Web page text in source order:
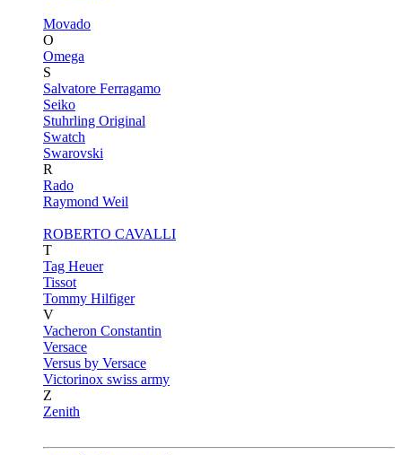
Movado
O
Omega
S
Salvatore Ferragamo
Seiko
Stuhrling Original
Swatch
Swarovski
R
Rado
Raymond Weil
ROBERTO CAVALLI
T
Tag Heuer
Tissot
Tommy Hilfiger
V
Vacheron Constantin
Versace
Versus by Versace
Victorinox swiss army
Z
Zenith